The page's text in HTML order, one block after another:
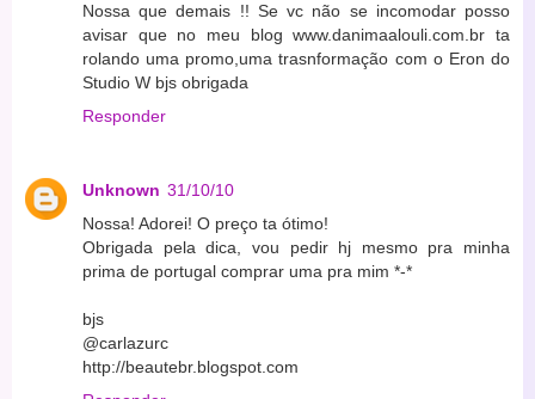
Nossa que demais !! Se vc não se incomodar posso
avisar que no meu blog www.danimaalouli.com.br ta
rolando uma promo,uma trasnformação com o Eron do
Studio W bjs obrigada
Responder
Unknown 31/10/10
Nossa! Adorei! O preço ta ótimo!
Obrigada pela dica, vou pedir hj mesmo pra minha
prima de portugal comprar uma pra mim *-*
bjs
@carlazurc
http://beautebr.blogspot.com